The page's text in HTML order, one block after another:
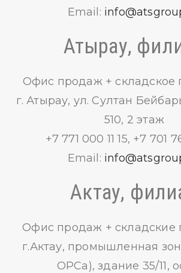
Email:
Атырау,
Офис продаж + складское
г. Атырау, ул. Султан
510, 2 этаж
+7 771 000 11 15, +7 701
Email:
Актау,
Офис продаж + складские
г.Актау, промышленная
ОРСа), здание 35/11,